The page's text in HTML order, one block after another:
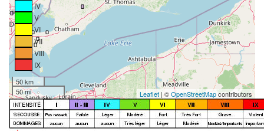
IV
V
VI
VII
VIII
IX
50 km
50 mi
Leaflet | ©OpenStreetMapcontributors